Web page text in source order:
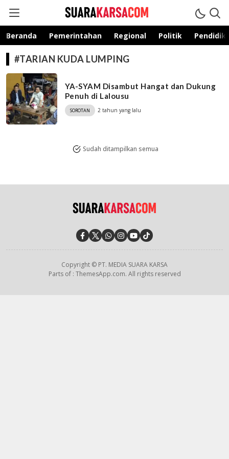
suarakarsa.com
Informasi terpercaya
Beranda Pemerintahan Regional Politik
#TARIAN KUDA LUMPING
YA-SYAM Disambut Hangat dan Dukung
Penuh di Lalousu
SOROTAN 2 tahun yang lalu
Sudah ditampilkan semua
Copyright © PT. MEDIA SUARA KARSA
Parts of : ThemesApp.com. All rights reserved